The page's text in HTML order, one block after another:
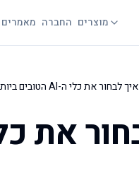
מוצרים החברה מאמרים
איך לבחור את כלי ה-AI הטובים ביותר לעסק: מדריך מעשי